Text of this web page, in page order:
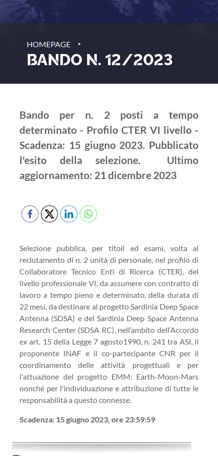
HOMEPAGE ‣
BANDO N. 12/2023
Bando per n. 2 posti a tempo
determinato - Profilo CTER VI livello -
Scadenza: 15 giugno 2023. Pubblicato
l'esito della selezione. Ultimo
aggiornamento: 21 dicembre 2023
Selezione pubblica, per titoli ed esami, volta al
reclutamento di n. 2 unità di personale, nel profilo di
Collaboratore Tecnico Enti di Ricerca (CTER), del
livello professionale VI, da assumere con contratto di
lavoro a tempo pieno e determinato, della durata di
22 mesi, da destinare al progetto Sardinia Deep Space
Antenna (SDSA) e delSardinia Deep Space Antenna
Research Center (SDSA RC), nell’ambito dell’Accordo
ex art. 15 della Legge 7 agosto1990, n. 241 tra ASI, il
proponente INAF e il co-partecipante CNR per il
coordinamento delle attività progettuali e per
l'attuazione del progetto EMM: Earth-Moon-Mars
nonché per l'individuazione e attribuzione di tutte le
responsabilità a questo connesse.
Scadenza: 15 giugno 2023, ore 23:59:59